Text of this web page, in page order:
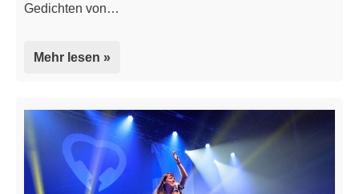
Gedichten von…
Mehr lesen »